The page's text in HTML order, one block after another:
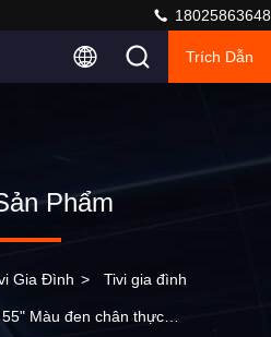
18025863648
Trích Dẫn
Phẩm
Gia Đình > Tivi gia đình
Màu đen chân thực